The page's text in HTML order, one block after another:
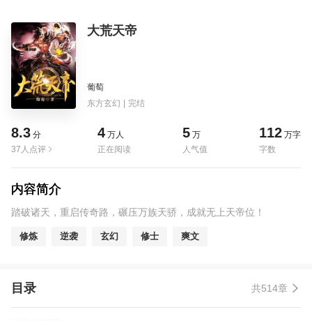
大荒天帝
葡萄
东方玄幻 | 完结
8.3 分
37人点评
4 万人
正在阅读
5 万
人气值
112 万字
字数
内容简介
踏破诸天，重启传奇路，碾压万族天骄，成就无上天帝位！
修炼 逆袭 玄幻 修士 爽文
目录 共514章